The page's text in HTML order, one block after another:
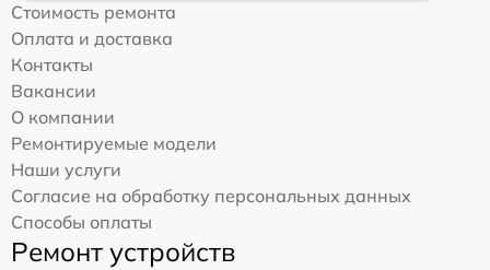
Стоимость ремонта
Оплата и доставка
Контакты
Вакансии
О компании
Ремонтируемые модели
Наши услуги
Согласие на обработку персональных данных
Способы оплаты
Ремонт устройств